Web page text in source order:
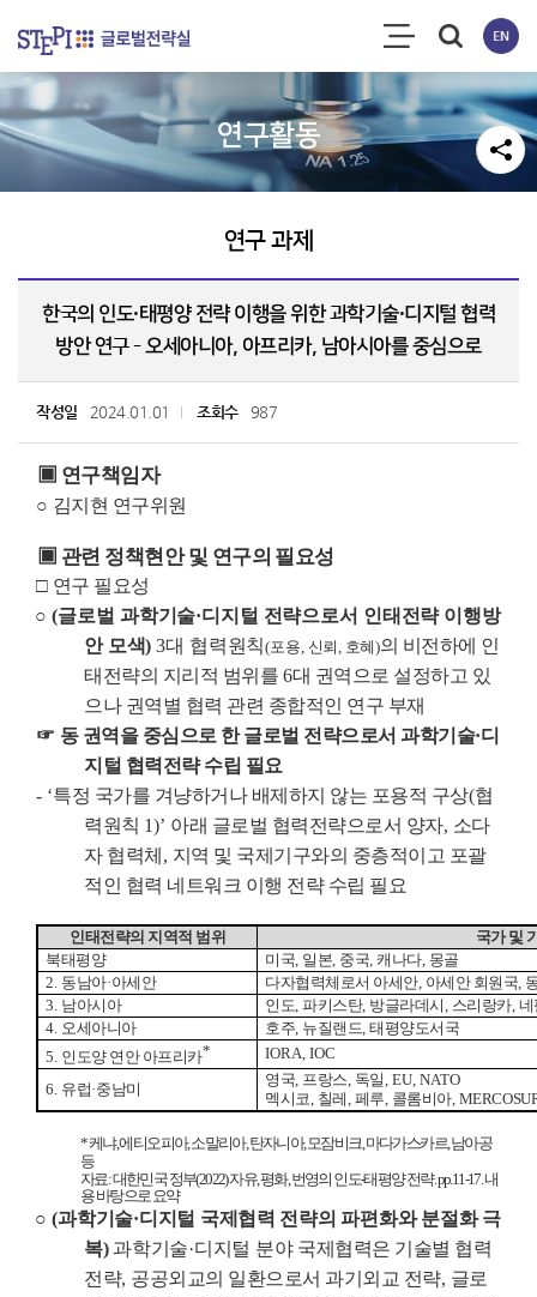
연구활동
연구 과제
한국의 인도·태평양 전략 이행을 위한 과학기술·디지털 협력
방안 연구 - 오세아니아, 아프리카, 남아시아를 중심으로
작성일 2024.01.01 조회수 987
▣ 연구책임자
○ 김지현 연구위원
▣ 관련 정책현안 및 연구의 필요성
□ 연구 필요성
○(글로벌 과학기술·디지털 전략으로서 인태전략 이행방
안 모색) 3대 협력원칙(포용, 신뢰, 호혜)의 비전하에 인
태전략의 지리적 범위를 6대 권역으로 설정하고 있
으나 권역별 협력 관련 종합적인 연구 부재
☞ 동 권역을 중심으로 한 글로벌 전략으로서 과학기술·디
지털 협력전략 수립 필요
- ‘특정 국가를 겨냥하거나 배제하지 않는 포용적 구상(협
력원칙 1)’ 아래 글로벌 협력전략으로서 양자, 소다
자 협력체 , 지역 및 국제기구와의 중층적이고 포괄
적인 협력 네트워크 이행 전략 수립 필요
인태전략의 지역적 범위
국가 및
북태평양
미국, 일본, 중국, 캐나다, 몽골
2. 동남아·아세안 다자협력체로서 아세안, 아세안 회원국,
3. 남아시아 인도, 파키스탄, 방글라데시, 스리랑카, 네
4. 오세아니아 호주, 뉴질랜드, 태평양도서국
5. 인도양 연안 아프리카*
IORA, IOC
6. 유럽·중남미
영국, 프랑스, 독일, EU, NATO
멕시코, 칠레, 페루, 콜롬비아,
*케냐,에티오피아,소말리아,탄자니아,모잠비크,마다가스카르,남아공
등
자료:대한민국 정부(2022)자유,평화,번영의 인도-태평양 전략. pp.11-17.내
용 바탕으로 요약
○(과학기술·디지털 국제협력 전략의 파편화와 분절화 극
복) 과학기술·디지털 분야 국제협력은 기술별 협력
전략, 공공외교의 일환으로서 과기외교 전략, 글로